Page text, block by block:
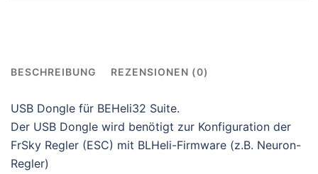
BESCHREIBUNG REZENSIONEN (0)
USB Dongle für BEHeli32 Suite.
Der USB Dongle wird benötigt zur Konfiguration der
FrSky Regler (ESC) mit BLHeli-Firmware (z.B. Neuron-
Regler)